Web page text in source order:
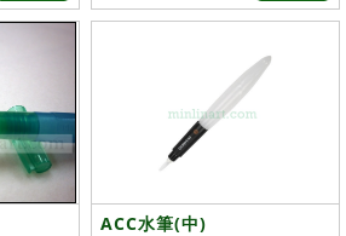
ACC水筆(中)